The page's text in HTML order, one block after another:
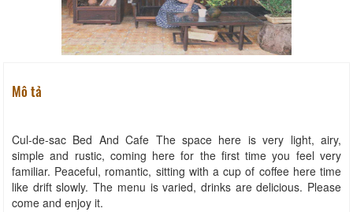
Mô tả
Cul-de-sac Bed And Cafe The space here is very light, airy,
simple and rustic, coming here for the first time you feel very
familiar. Peaceful, romantic, sitting with a cup of coffee here time
like drift slowly. The menu is varied, drinks are delicious. Please
come and enjoy it.